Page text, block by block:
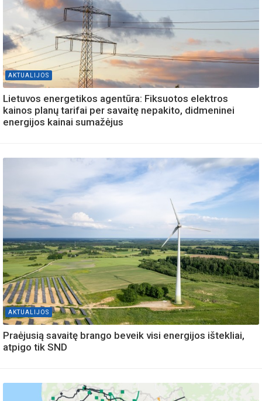
AKTUALIJOS
Lietuvos energetikos agentūra: Fiksuotos elektros
kainos planų tarifai per savaitę nepakito, didmeninei
energijos kainai sumažėjus
AKTUALIJOS
Praėjusią savaitę brango beveik visi energijos ištekliai,
atpigo tik SND